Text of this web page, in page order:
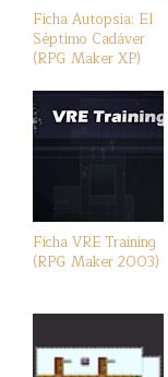
Ficha Autopsia: El
Séptimo Cadáver
(RPG Maker XP)
Ficha VRE Training
(RPG Maker 2003)